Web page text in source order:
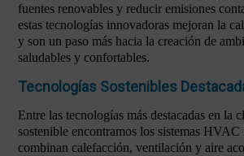
fuentes renovables y reducir emisiones
estas tecnologías innovadoras mejoran la
y son un paso más hacia la creación de
saludables y confortables.
Tecnologías Sostenibles
Entre las tecnologías más destacadas en la
sostenible encontramos los sistemas HVAC
combinan calefacción, ventilación y aire